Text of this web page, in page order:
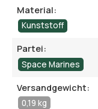
Material:
Kunststoff
Partei:
Space Marines
Versandgewicht:
0,19 kg